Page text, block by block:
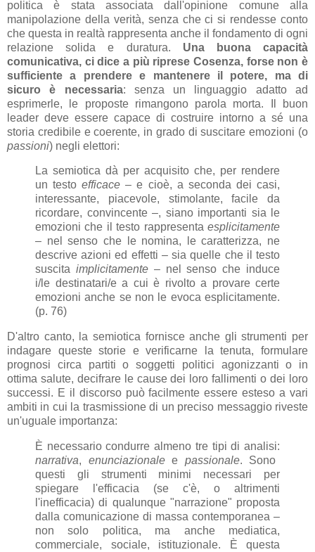
politica è stata associata dall'opinione comune alla
manipolazione della verità, senza che ci si rendesse conto
che questa in realtà rappresenta anche il fondamento di ogni
relazione solida e duratura. Una buona capacità
comunicativa, ci dice a più riprese Cosenza, forse non è
sufficiente a prendere e mantenere il potere, ma di
sicuro è necessaria: senza un linguaggio adatto ad
esprimerle, le proposte rimangono parola morta. Il buon
leader deve essere capace di costruire intorno a sé una
storia credibile e coerente, in grado di suscitare emozioni (o
passioni) negli elettori:
La semiotica dà per acquisito che, per rendere
un testoefficace – e cioè, a seconda dei casi,
interessante, piacevole, stimolante, facile da
ricordare, convincente –, siano importanti sia le
emozioni che il testo rappresenta esplicitamente
– nel senso che le nomina, le caratterizza, ne
descrive azioni ed effetti – sia quelle che il testo
suscita implicitamente– nel senso che induce
i/le destinatari/e a cui è rivolto a provare certe
emozioni anche se non le evoca esplicitamente.
(p. 76)
D'altro canto, la semiotica fornisce anche gli strumenti per
indagare queste storie e verificarne la tenuta, formulare
prognosi circa partiti o soggetti politici agonizzanti o in
ottima salute, decifrare le cause dei loro fallimenti o dei loro
successi. E il discorso può facilmente essere esteso a vari
ambiti in cui la trasmissione di un preciso messaggio riveste
un'uguale importanza:
È necessario condurre almeno tre tipi di analisi:
narrativa, enunciazionalee passionale. Sono
questi gli strumenti minimi necessari per
spiegare l'efficacia (se c'è, o altrimenti
l'inefficacia) di qualunque "narrazione" proposta
dalla comunicazione di massa contemporanea –
non solo politica, ma anche mediatica,
commerciale, sociale, istituzionale. È questa